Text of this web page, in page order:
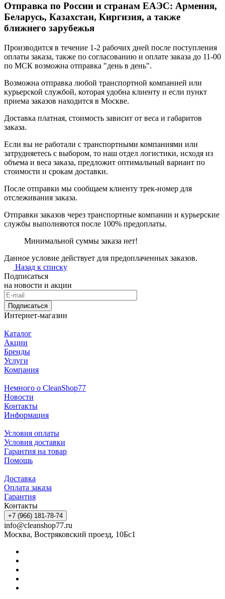
Отправка по России и странам ЕАЭС: Армения,
Беларусь, Казахстан, Киргизия, а также
ближнего зарубежья
Производится в течение 1-2 рабочих дней после поступления
оплаты заказа, также по согласованию и оплате заказа до 11-00
по МСК возможна отправка "день в день".
Возможна отправка любой транспортной компанией или
курьерской службой, которая удобна клиенту и если пункт
приема заказов находится в Москве.
Доставка платная, стоимость зависит от веса и габаритов
заказа.
Если вы не работали с транспортными компаниями или
затрудняетесь с выбором, то наш отдел логистики, исходя из
объема и веса заказа, предложит оптимальный вариант по
стоимости и срокам доставки.
После отправки мы сообщаем клиенту трек-номер для
отслеживания заказа.
Отправки заказов через транспортные компании и курьерские
службы выполняются после 100% предоплаты.
Минимальной суммы заказа нет!
Данное условие действует для предоплаченных заказов.
Назад к списку
Подписаться
на новости и акции
Подписаться
Интернет-магазин
Каталог
Акции
Бренды
Услуги
Компания
Немного о CleanShop77
Новости
Контакты
Информация
Условия оплаты
Условия доставки
Гарантия на товар
Помощь
Доставка
Оплата заказа
Гарантия
Контакты
+7 (966) 181-78-74
info@cleanshop77.ru
Москва, Востряковский проезд, 10Бс1